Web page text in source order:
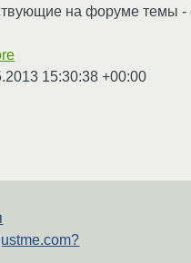
на форуме темы -
15:30:38 +00:00